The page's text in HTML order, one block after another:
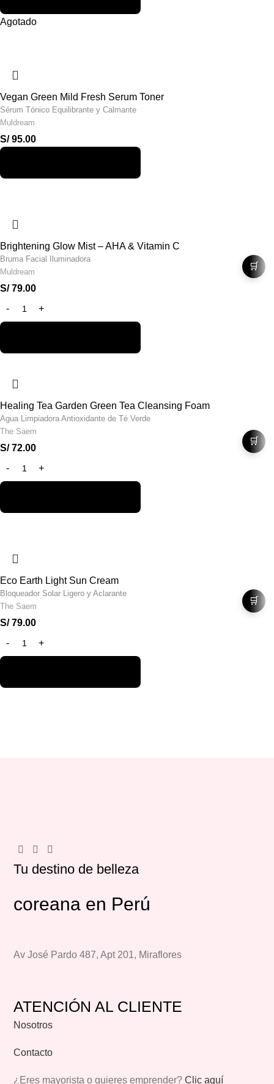
Agotado
Vegan Green Mild Fresh Serum Toner
Sérum Tónico Equilibrante y Calmante
Muldream
S/95.00
Brightening Glow Mist – AHA & Vitamin C
Bruma Facial Iluminadora
Muldream
S/79.00
🛒
Healing Tea Garden Green Tea Cleansing Foam
Agua Limpiadora Antioxidante de Té Verde
The Saem
S/72.00
🛒
Eco Earth Light Sun Cream
Bloqueador Solar Ligero y Aclarante
The Saem
S/79.00
🛒
Tu destino de belleza
coreana en Perú
Av José Pardo 487, Apt 201, Miraflores
ATENCIÓN AL CLIENTE
Nosotros
Contacto
¿Eres mayorista o quieres emprender?Clic aquí